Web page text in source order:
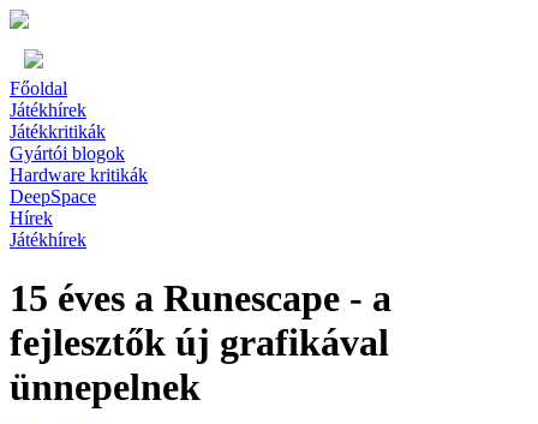
Főoldal
Játékhírek
Játékkritikák
Gyártói blogok
Hardware kritikák
DeepSpace
Hírek
Játékhírek
15 éves a Runescape - a
fejlesztők új grafikával
ünnepelnek